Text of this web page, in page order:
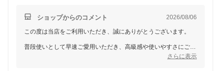
ショップからのコメント 2026/08/06
この度は当店をご利用いただき、誠にありがとうございます。
普段使いとして早速ご愛用いただき、高級感や使いやすさにご満
足いただけたとのこと、大変嬉しく拝見いたしました。さらに表示